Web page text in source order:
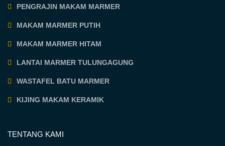
PENGRAJIN MAKAM MARMER
MAKAM MARMER PUTIH
MAKAM MARMER HITAM
LANTAI MARMER TULUNGAGUNG
WASTAFEL BATU MARMER
KIJING MAKAM KERAMIK
TENTANG KAMI